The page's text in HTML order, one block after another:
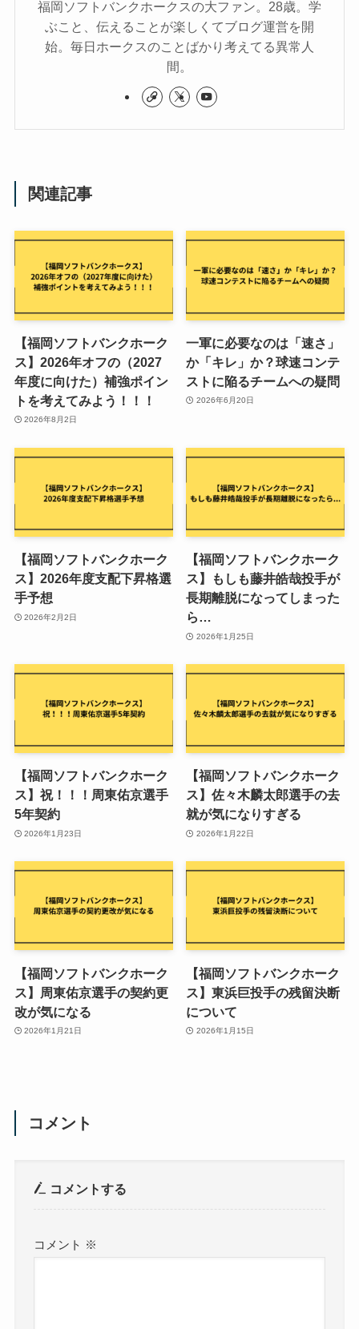
福岡ソフトバンクホークスの大ファン。28歳。学
ぶこと、伝えることが楽しくてブログ運営を開
始。毎日ホークスのことばかり考えてる異常人
間。
関連記事
【福岡ソフトバンクホーク
ス】2026年オフの（2027
年度に向けた）補強ポイン
トを考えてみよう！！！
2026年8月2日
一軍に必要なのは「速さ」
か「キレ」か？球速コンテ
ストに陥るチームへの疑問
2026年6月20日
【福岡ソフトバンクホーク
ス】2026年度支配下昇格選
手予想
2026年2月2日
【福岡ソフトバンクホーク
ス】もしも藤井皓哉投手が
長期離脱になってしまった
ら…
2026年1月25日
【福岡ソフトバンクホーク
ス】祝！！！周東佑京選手
5年契約
2026年1月23日
【福岡ソフトバンクホーク
ス】佐々木麟太郎選手の去
就が気になりすぎる
2026年1月22日
【福岡ソフトバンクホーク
ス】周東佑京選手の契約更
改が気になる
2026年1月21日
【福岡ソフトバンクホーク
ス】東浜巨投手の残留決断
について
2026年1月15日
コメント
コメントする
コメント ※